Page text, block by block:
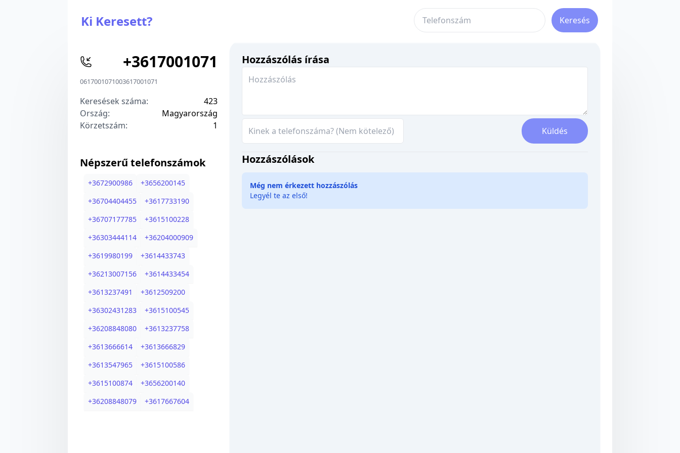
Ki Keresett? Keresés
+3617001071
0617001071003617001071
Keresések száma:
423
Ország:
Magyarország
Körzetszám:
1
Népszerű telefonszámok
+3672900986 +3656200145
+36704404455 +3617733190
+36707177785 +3615100228
+36303444114 +36204000909
+3619980199 +3614433743
+36213007156 +3614433454
+3613237491 +3612509200
+36302431283 +3615100545
+36208848080 +3613237758
+3613666614 +3613666829
+3613547965 +3615100586
+3615100874 +3656200140
+36208848079 +3617667604
Hozzászólás írása
Küldés
Hozzászólások
Még nem érkezett hozzászólás
Legyél te az első!